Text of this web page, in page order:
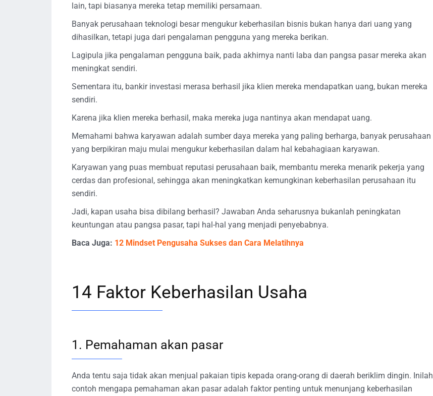
lain, tapi biasanya mereka tetap memiliki persamaan.
Banyak perusahaan teknologi besar mengukur keberhasilan bisnis bukan hanya dari uang yang
dihasilkan, tetapi juga dari pengalaman pengguna yang mereka berikan.
Lagipula jika pengalaman pengguna baik, pada akhirnya nanti laba dan pangsa pasar mereka akan
meningkat sendiri.
Sementara itu, bankir investasi merasa berhasil jika klien mereka mendapatkan uang, bukan mereka
sendiri.
Karena jika klien mereka berhasil, maka mereka juga nantinya akan mendapat uang.
Memahami bahwa karyawan adalah sumber daya mereka yang paling berharga, banyak perusahaan
yang berpikiran maju mulai mengukur keberhasilan dalam hal kebahagiaan karyawan.
Karyawan yang puas membuat reputasi perusahaan baik, membantu mereka menarik pekerja yang
cerdas dan profesional, sehingga akan meningkatkan kemungkinan keberhasilan perusahaan itu
sendiri.
Jadi, kapan usaha bisa dibilang berhasil? Jawaban Anda seharusnya bukanlah peningkatan
keuntungan atau pangsa pasar, tapi hal-hal yang menjadi penyebabnya.
Baca Juga: 12 Mindset Pengusaha Sukses dan Cara Melatihnya
14 Faktor Keberhasilan Usaha
1. Pemahaman akan pasar
Anda tentu saja tidak akan menjual pakaian tipis kepada orang-orang di daerah beriklim dingin. Inilah
contoh mengapa pemahaman akan pasar adalah faktor penting untuk menunjang keberhasilan